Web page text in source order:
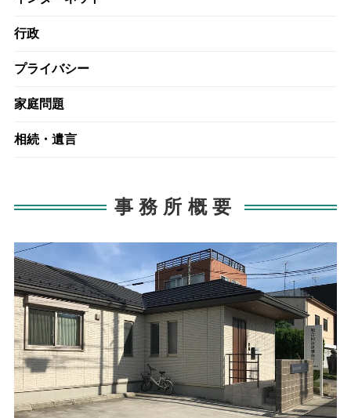
行政
プライバシー
家庭問題
相続・遺言
事務所概要